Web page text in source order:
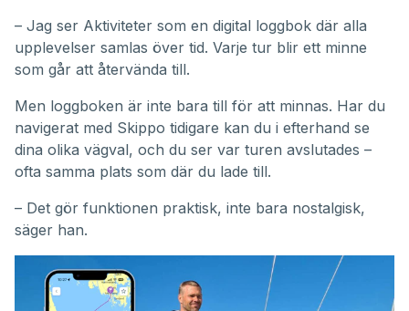
– Jag ser Aktiviteter som en digital loggbok där alla
upplevelser samlas över tid. Varje tur blir ett minne
som går att återvända till.
Men loggboken är inte bara till för att minnas. Har du
navigerat med Skippo tidigare kan du i efterhand se
dina olika vägval, och du ser var turen avslutades –
ofta samma plats som där du lade till.
– Det gör funktionen praktisk, inte bara nostalgisk,
säger han.